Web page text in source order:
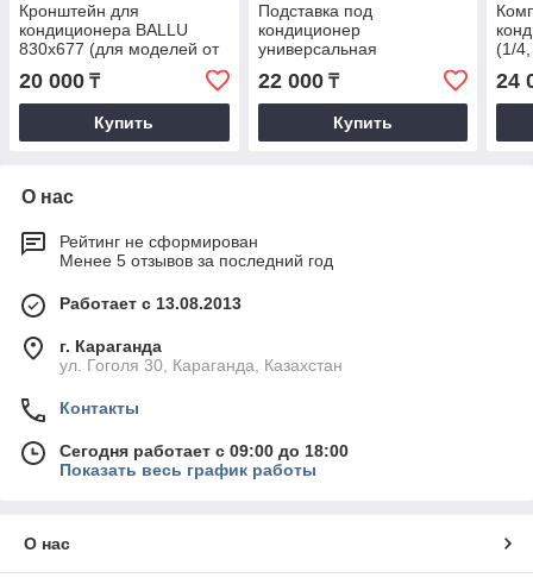
Кронштейн для
кондиционера BALLU
830х677 (для моделей от
20 000 ₸
Купить
Подставка под
кондиционер
универсальная
22 000₸
Купить
(1/
24
О нас
Рейтинг не сформирован
Менее 5 отзывов за последний год
Работает с 13.08.2013
г. Караганда
ул. Гоголя 30, Караганда, Казахстан
Контакты
Сегодня работает с 09:00 до 18:00
Показать весь график работы
О нас